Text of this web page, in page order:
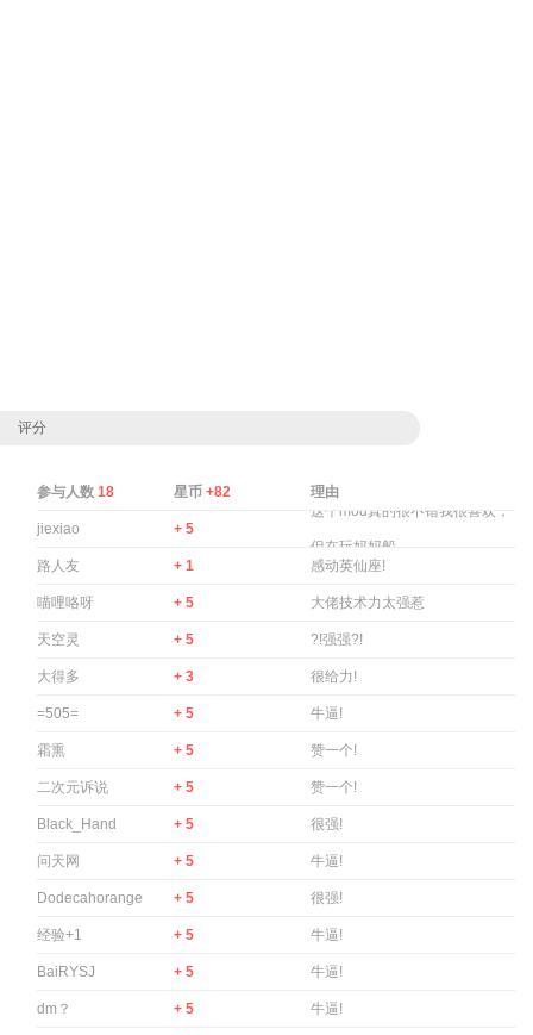
评分
参与人数 18 星币 +82 理由
jiexiao + 5
这个mod真的很不错我很喜欢，
但在玩妈妈船 ...
路人友
+ 1 感动英仙座!
喵哩咯呀 + 5 大佬技术力太强惹
天空灵 + 5 ?!强强?!
大得多 + 3 很给力!
=505= + 5 牛逼!
霜熏 + 5 赞一个!
二次元诉说 + 5 赞一个!
Black_Hand + 5 很强!
问天网 + 5 牛逼!
Dodecahorange + 5 很强!
经验+1 + 5 牛逼!
BaiRYSJ + 5 牛逼!
dm？ + 5 牛逼!